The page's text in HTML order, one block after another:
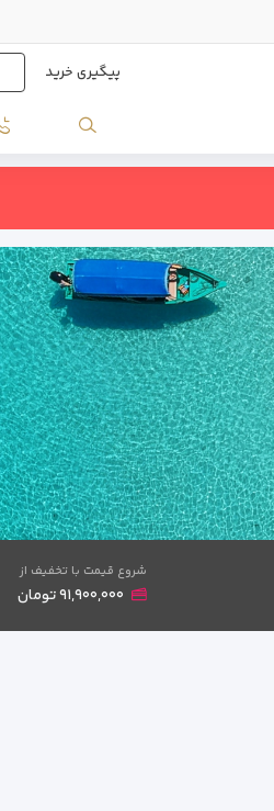
پیگیری خرید
شروع قیمت با تخفیف از
۹۱,۹۰۰,۰۰۰ تومان